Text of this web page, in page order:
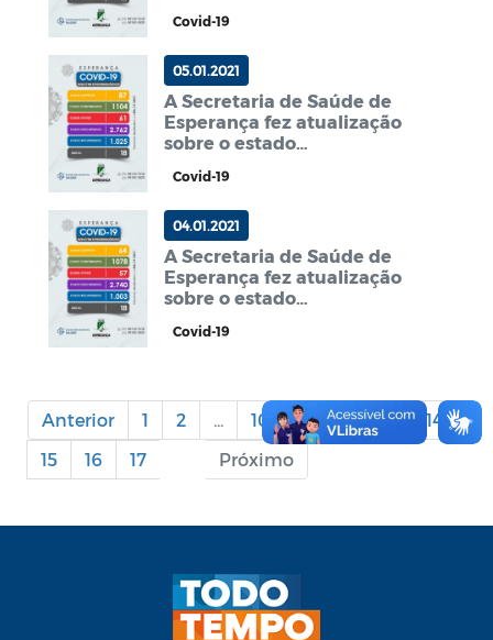
Município.
Covid-19
05.01.2021
A Secretaria de Saúde de
Esperança fez atualização
sobre o estado
Covid-19
04.01.2021
A Secretaria de Saúde de
Esperança fez atualização
sobre o estado
Município.
Covid-19
Anterior 1 2 10 11 12 13
14
15
16 17 Próximo